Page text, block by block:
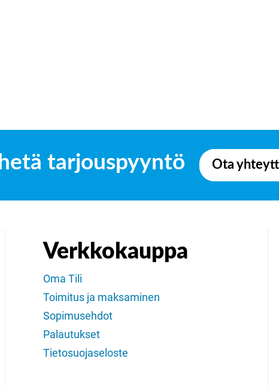
tarjouspyyntö Ota
Verkkokauppa
Oma Tili
Toimitus ja maksaminen
Sopimusehdot
Palautukset
Tietosuojaseloste